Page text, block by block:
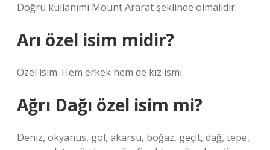
Doğru kullanımı Mount Ararat şeklinde olmalıdır.
Arı özel isim midir?
Özel isim. Hem erkek hem de kız ismi.
Ağrı Dağı özel isim mi?
Deniz, okyanus, göl, akarsu, boğaz, geçit, dağ, tepe,